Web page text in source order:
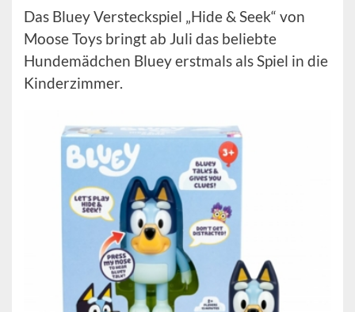
Das Bluey Versteckspiel „Hide & Seek“ von
Moose Toys bringt ab Juli das beliebte
Hundemädchen Bluey erstmals als Spiel in die
Kinderzimmer.